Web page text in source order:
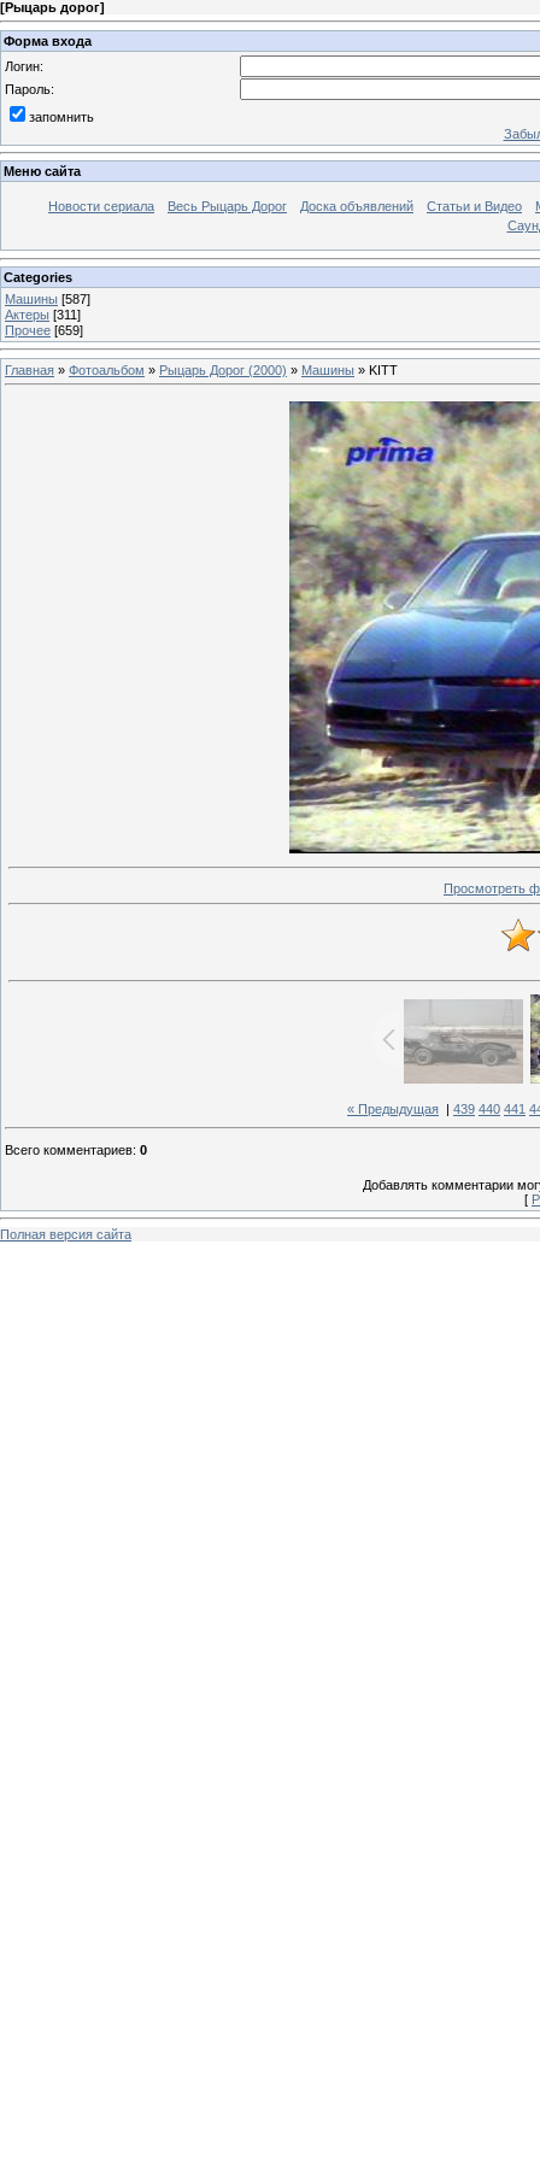
[Рыцарь дорог]
Форма входа
Логин:
Пароль:
запомнить
Меню сайта
Новости сериала Весь Рыцарь Дорог Доска объявлений Статьи и Видео
Categories
Машины [587]
Актеры [311]
Прочее [659]
Главная » Фотоальбом » Рыцарь Дорог (2000) » Машины » KITT
Просмотреть
« Предыдущая 439 440 441
Всего комментариев: 0
Добавлять комментарии
[
Полная версия сайта